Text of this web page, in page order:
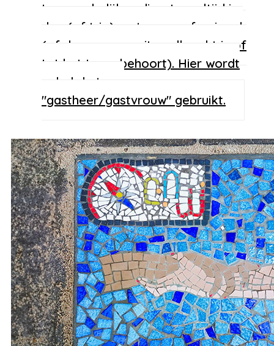
twee wekelijkse diensten, altijd in
duo (of trio) met een professional
(of deze nu een uitzendkracht is of
tot het team behoort). Hier wordt
enkel de term
"gastheer/gastvrouw" gebruikt.